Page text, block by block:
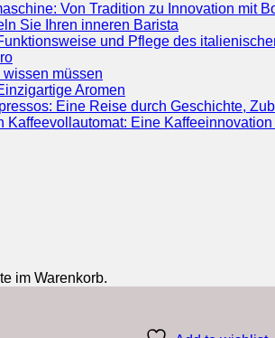
Von Tradition zu Innovation mit
Sie Ihren inneren Barista
und Pflege des
müssen
Aromen
Eine Reise durch Geschichte,
Kaffeevollautomat: Eine
im Warenkorb.